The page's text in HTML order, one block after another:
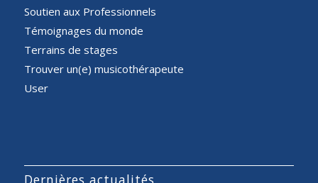
Soutien aux Professionnels
Témoignages du monde
Terrains de stages
Trouver un(e) musicothérapeute
User
Dernières actualités